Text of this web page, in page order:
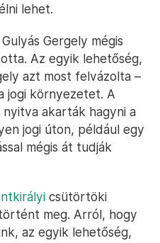
lehet.
Gergely mégis
Az egyik lehetőség,
azt most felvázolta –
jogi környezetet. A
nyitva akarták hagyni a
jogi úton, például egy
mégis át tudják
csütörtöki
meg. Arról, hogy
az egyik lehetőség,